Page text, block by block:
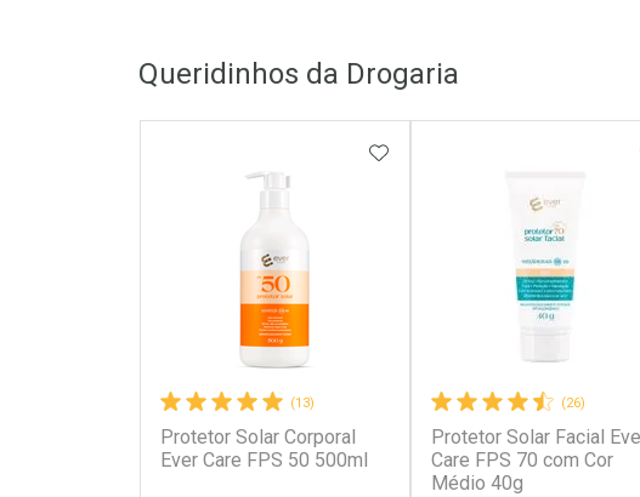
Laboratório
Ativar Desconto
Por Menos Laboratório
Ativar Desconto
Por Menos
Queridinhos da Drogaria
(13)
Protetor Solar Corporal
Ever Care FPS 50 500ml
ADICIONAR AOS
(26)
Protetor Solar Facial
Care FPS 70 com Cor
Médio 40g